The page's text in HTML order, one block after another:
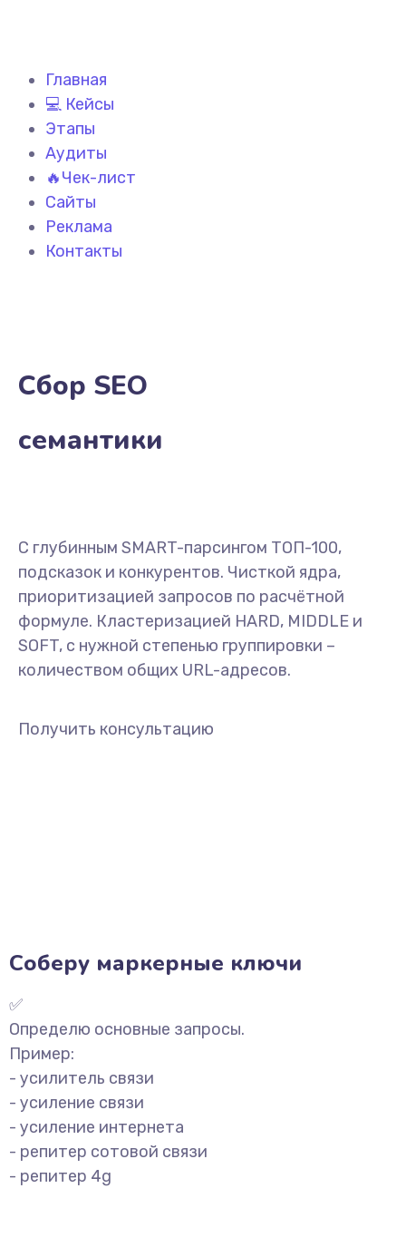
Главная
💻 Кейсы
Этапы
Аудиты
🔥Чек-лист
Сайты
Реклама
Контакты
Сбор SEO
семантики
С глубинным SMART-парсингом ТОП-100,
подсказок и конкурентов. Чисткой ядра,
приоритизацией запросов по расчётной
формуле. Кластеризацией HARD, MIDDLE и
SOFT, с нужной степенью группировки –
количеством общих URL-адресов.
Получить консультацию
Соберу маркерные ключи
✅
Определю основные запросы.
Пример:
- усилитель связи
- усиление связи
- усиление интернета
- репитер сотовой связи
- репитер 4g